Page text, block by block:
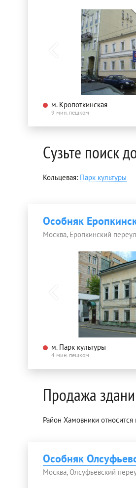
м. Кропоткинская
9 мин. пешком
Сузьте поиск
Кольцевая: Парк культуры
Особняк
Москва, Еропкинский
м. Парк культуры
4 мин. пешком
Продажа
Район Хамовники относится
Особняк
Москва, Олсуфьевский